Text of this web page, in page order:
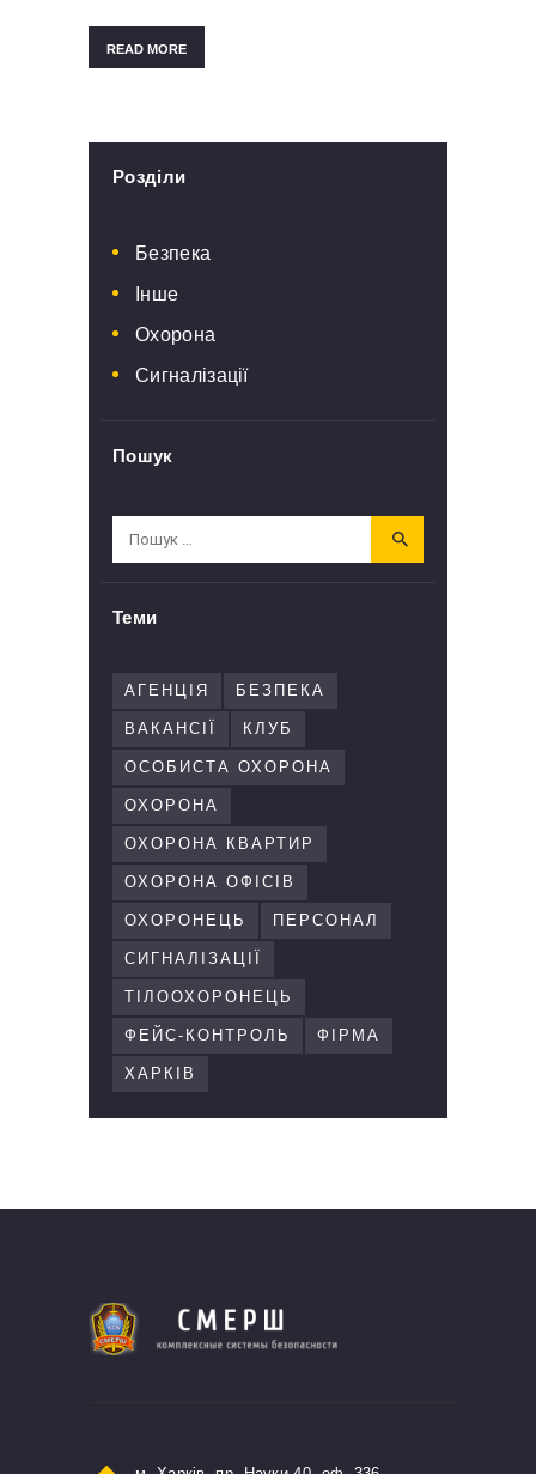
READ MORE
Розділи
Безпека
Інше
Охорона
Сигналізації
Пошук
Теми
АГЕНЦІЯ БЕЗПЕКА
ВАКАНСІЇ КЛУБ
ОСОБИСТА ОХОРОНА
ОХОРОНА
ОХОРОНА КВАРТИР
ОХОРОНА ОФІСІВ
ОХОРОНЕЦЬ ПЕРСОНАЛ
СИГНАЛІЗАЦІЇ
ТІЛООХОРОНЕЦЬ
ФЕЙС-КОНТРОЛЬ ФІРМА
ХАРКІВ